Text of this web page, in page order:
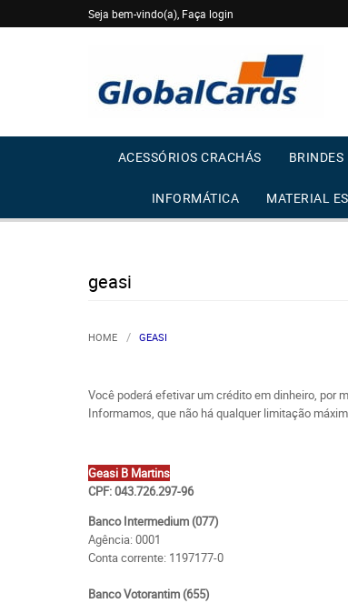
Seja bem-vindo(a), Faça login
ACESSÓRIOS CRACHÁS BRINDES
INFORMÁTICA MATERIAL
geasi
HOME GEASI
Você poderá efetivar um crédito em dinheiro, por
Informamos, que não há qualquer limitação
Geasi B Martins
CPF: 043.726.297-96
Banco Intermedium (077)
Agência: 0001
Conta corrente: 1197177-0
Banco Votorantim (655)